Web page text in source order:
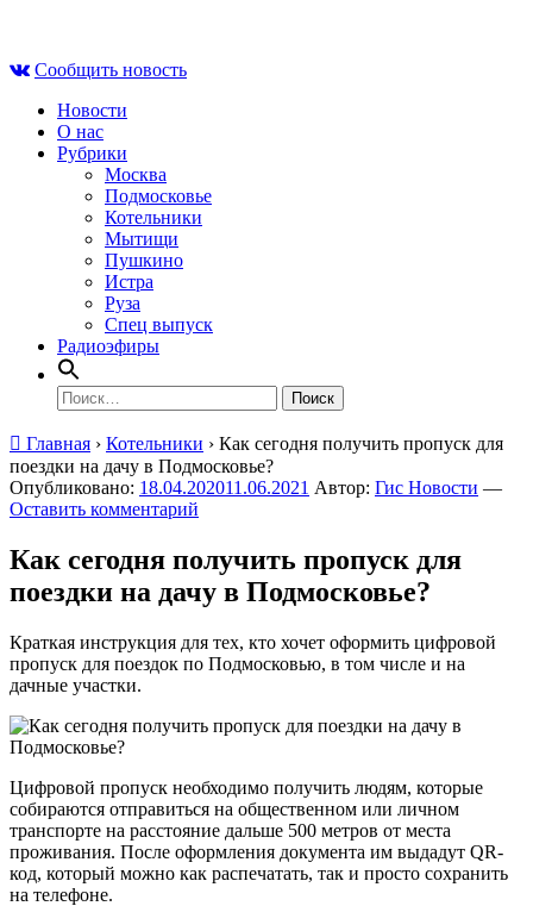
contentСообщить новость
Новости
О нас
Рубрики
Москва
Подмосковье
Котельники
Мытищи
Пушкино
Истра
Руза
Спец выпуск
Радиоэфиры
Найти:
Главная › Котельники › Как сегодня получить пропуск для
поездки на дачу в Подмосковье?
Опубликовано: 18.04.202011.06.2021 Автор: Гис Новости —
Оставить комментарий
Как сегодня получить пропуск для
поездки на дачу в Подмосковье?
Краткая инструкция для тех, кто хочет оформить цифровой
пропуск для поездок по Подмосковью, в том числе и на
дачные участки.
Цифровой пропуск необходимо получить людям, которые
собираются отправиться на общественном или личном
транспорте на расстояние дальше 500 метров от места
проживания. После оформления документа им выдадут QR-
код, который можно как распечатать, так и просто сохранить
на телефоне.